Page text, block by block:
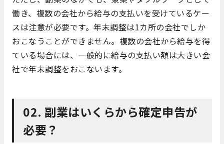
働き、複数の会社から給与の支払いを受けているケー
スは注意が必要です。年末調整は1カ所の会社でしか
おこなうことができません。複数の会社から給与を得
ている場合には、一般的に給与の支払い額は大きい会
社で年末調整をおこないます。
02. 副業はいくらから確定申告が
必要？